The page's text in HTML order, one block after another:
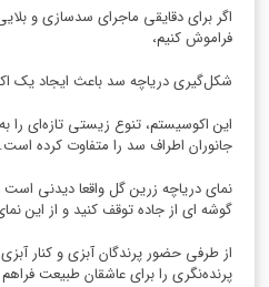
اگر برای دقایقی ماجرای سدسازی و
فراموش کنیم،
شکل‌گیری دریاچه سد باعث ایجاد یک
این اکوسیستم، تنوع زیستی تازه‌ای را
جانوران اطراف سد را متفاوت کرده است.
نمای دریاچه زرین گل واقعا دیدنی
گوشه ای از جاده توقف کنید و از این
از طرفی حضور پرندگان آبزی و کنار
پرنده‌نگری را برای عاشقان طبیعت